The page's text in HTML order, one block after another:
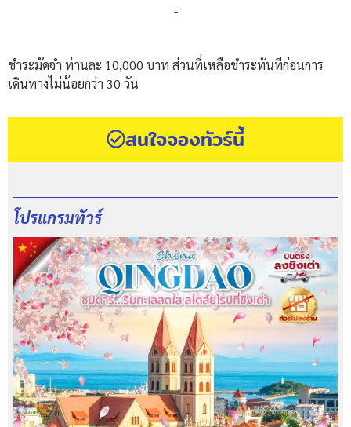
-
ชำระมัดจำ ท่านละ 10,000 บาท ส่วนที่เหลือชำระทันทีก่อนการ
เดินทางไม่น้อยกว่า 30 วัน
สนใจจองทัวร์นี้
โปรแกรมทัวร์